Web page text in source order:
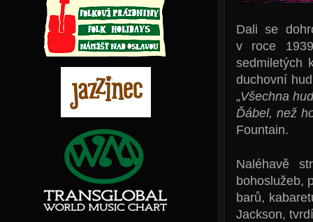
Dali se
v roce
sedmiletých
duchovní
„Všechna
Ďábel, než
Fountain.
Naléhavě
bohoslužeb,
barů,
Jackson,